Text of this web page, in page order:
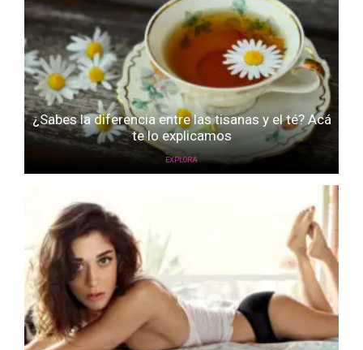
¿Sabes la diferencia entre las tisanas y el té? Acá
te lo explicamos
EXPLORA